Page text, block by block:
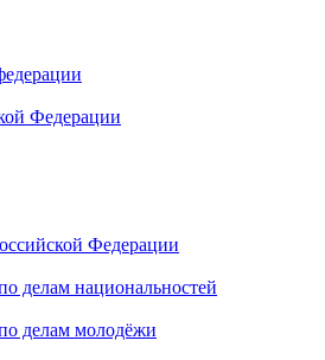
Федерации
Федерации
делам национальностей
делам молодёжи